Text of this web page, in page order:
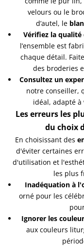
velours ou le
d’autel, le
Vérifiez la
l’ensemble est
chaque détail.
des broderies
Consultez un
notre conseiller,
idéal, adapté à
Les erreurs les
du choix
En choisissant des
d'éviter certaines
d'utilisation et
les plus
Inadéquation à
orné pour les
Ignorer les
aux couleurs